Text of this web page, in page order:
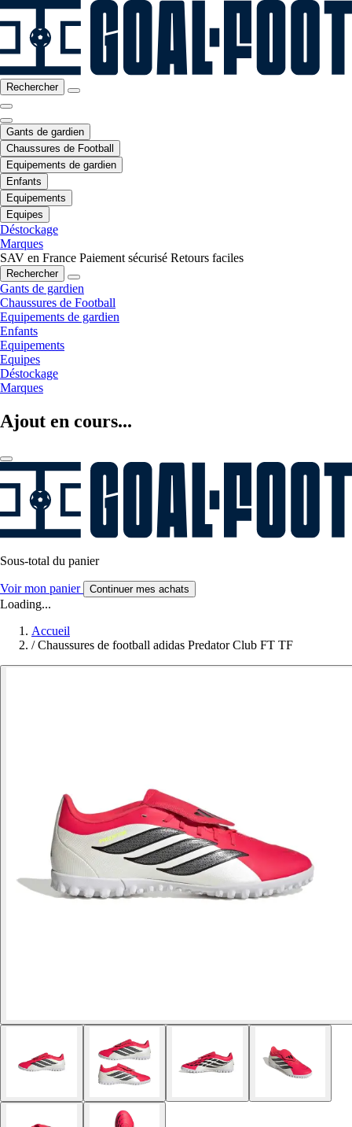
Rechercher
Gants de gardien
Chaussures de Football
Equipements de gardien
Enfants
Equipements
Equipes
Déstockage
Marques
SAV en France Paiement sécurisé Retours faciles
Rechercher
Gants de gardien
Chaussures de Football
Equipements de gardien
Enfants
Equipements
Equipes
Déstockage
Marques
Ajout en cours...
Sous-total du panier
Voir mon panier Continuer mes achats
Loading...
Accueil
/ Chaussures de football adidas Predator Club FT TF